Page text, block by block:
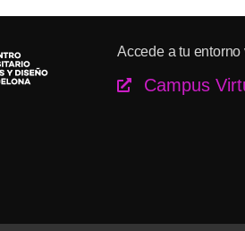
Accede a tu entorno
Campus